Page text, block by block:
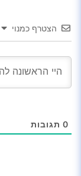
הצטרף כמנוי
0 תגובות